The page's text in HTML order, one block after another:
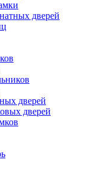
дверей
дверей
дверей